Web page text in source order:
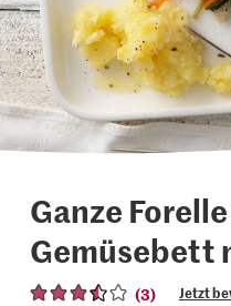
Ganze
Gemüsebett
(3) Jetzt